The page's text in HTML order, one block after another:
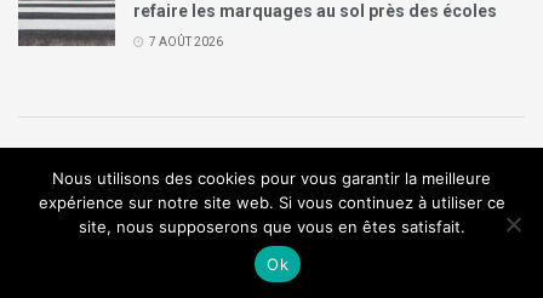
refaire les marquages au sol près des écoles
7 AOÛT 2026
Politique de confidentialité Mentions légales
Contact
Annonces Legal Plus
Agence de communication
Nous utilisons des cookies pour vous garantir la meilleure
expérience sur notre site web. Si vous continuez à utiliser ce
site, nous supposerons que vous en êtes satisfait.
Ok